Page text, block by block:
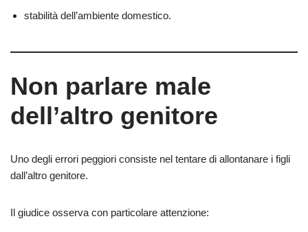
stabilità dell’ambiente domestico.
Non parlare male
dell’altro genitore
Uno degli errori peggiori consiste nel tentare di allontanare i figli
dall’altro genitore.
Il giudice osserva con particolare attenzione: